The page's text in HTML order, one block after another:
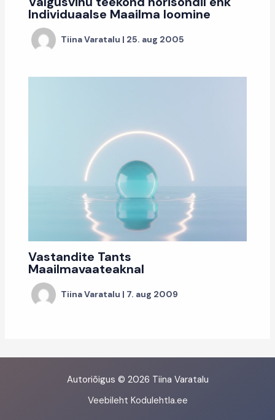
Individuaalse Maailma loomine
Tiina Varatalu | 25. aug 2005
Vastandite Tants
Maailmavaateaknal
Tiina Varatalu | 7. aug 2009
Autoriõigus © 2026 Tiina Varatalu
Veebileht Kodulehtla.ee